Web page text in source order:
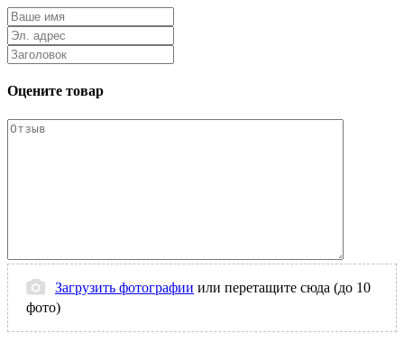
Оцените товар
Загрузить фотографии или перетащите сюда (до 10
фото)